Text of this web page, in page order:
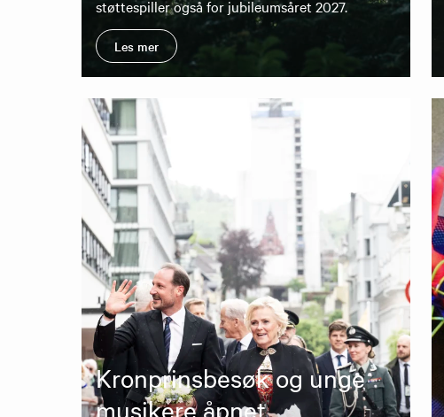
støttespiller også for jubileumsåret 2027.
Les mer
Kronprinsbesøk og unge
musikere åpnet